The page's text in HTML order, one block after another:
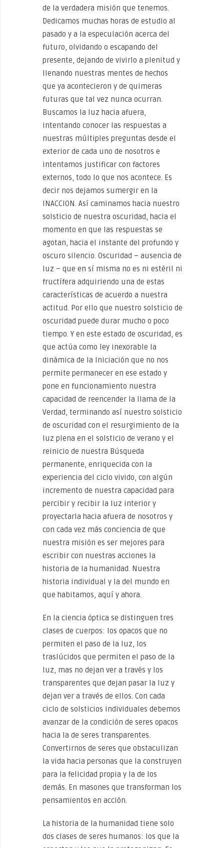
de la verdadera misión que tenemos.
Dedicamos muchas horas de estudio al
pasado y a la especulación acerca del
futuro, olvidando o escapando del
presente, dejando de vivirlo a plenitud y
llenando nuestras mentes de hechos
que ya acontecieron y de quimeras
futuras que tal vez nunca ocurran.
Buscamos la luz hacia afuera,
intentando conocer las respuestas a
nuestras múltiples preguntas desde el
exterior de cada uno de nosotros e
intentamos justificar con factores
externos, todo lo que nos acontece. Es
decir nos dejamos sumergir en la
INACCION. Así caminamos hacia nuestro
solsticio de nuestra oscuridad, hacia el
momento en que las respuestas se
agotan, hacia el instante del profundo y
oscuro silencio. Oscuridad – ausencia de
luz – que en sí misma no es ni estéril ni
fructífera adquiriendo una de estas
características de acuerdo a nuestra
actitud. Por ello que nuestro solsticio de
oscuridad puede durar mucho o poco
tiempo. Y en este estado de oscuridad, es
que actúa como ley inexorable la
dinámica de la Iniciación que no nos
permite permanecer en ese estado y
pone en funcionamiento nuestra
capacidad de reencender la llama de la
Verdad, terminando así nuestro solsticio
de oscuridad con el resurgimiento de la
luz plena en el solsticio de verano y el
reinicio de nuestra Búsqueda
permanente, enriquecida con la
experiencia del ciclo vivido, con algún
incremento de nuestra capacidad para
percibir y recibir la luz interior y
proyectarla hacia afuera de nosotros y
con cada vez más conciencia de que
nuestra misión es ser mejores para
escribir con nuestras acciones la
historia de la humanidad. Nuestra
historia individual y la del mundo en
que habitamos, aquí y ahora.
En la ciencia óptica se distinguen tres
clases de cuerpos: los opacos que no
permiten el paso de la luz, los
traslúcidos que permiten el paso de la
luz, mas no dejan ver a través y los
transparentes que dejan pasar la luz y
dejan ver a través de ellos. Con cada
ciclo de solsticios individuales debemos
avanzar de la condición de seres opacos
hacia la de seres transparentes.
Convertirnos de seres que obstaculizan
la vida hacia personas que la construyen
para la felicidad propia y la de los
demás. En masones que transforman los
pensamientos en acción.
La historia de la humanidad tiene solo
dos clases de seres humanos: los que la